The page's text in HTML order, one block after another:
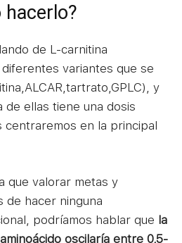
hacerlo?
de L-carnitina
variantes que se
y
de ellas tiene una dosis
en la principal
que valorar metas y
hacer ninguna
podríamos hablar que la
oscilaría entre 0,5-